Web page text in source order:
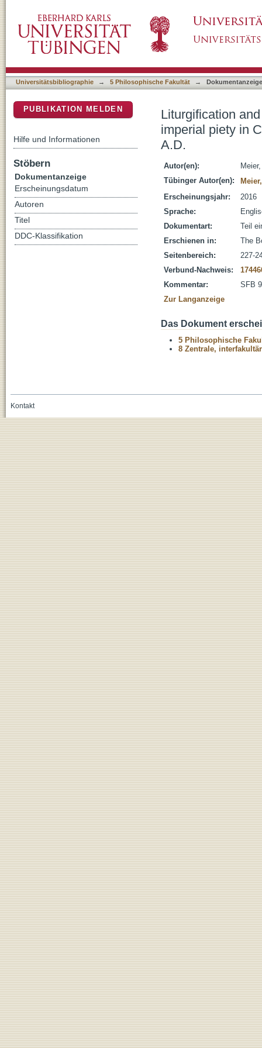
between the 6th and 7th centuries A.D.
Universitätsbibliographie → 5 Philosophische Fakultät → Dokumentanzeige
Liturgification
imperial piety in
A.D.
Autor(en):
Tübinger Autor(en):
Erscheinungsjahr:
2016
Sprache:
Dokumentart:
Teil
Erschienen in:
The
Seitenbereich:
227-
Verbund-Nachweis:
Kommentar:
SFB
Zur Langanzeige
Das Dokument
5 Philosophische
8 Zentrale,
PUBLIKATION MELDEN
Hilfe und Informationen
Stöbern
Dokumentanzeige
Erscheinungsdatum
Autoren
Titel
DDC-Klassifikation
Kontakt